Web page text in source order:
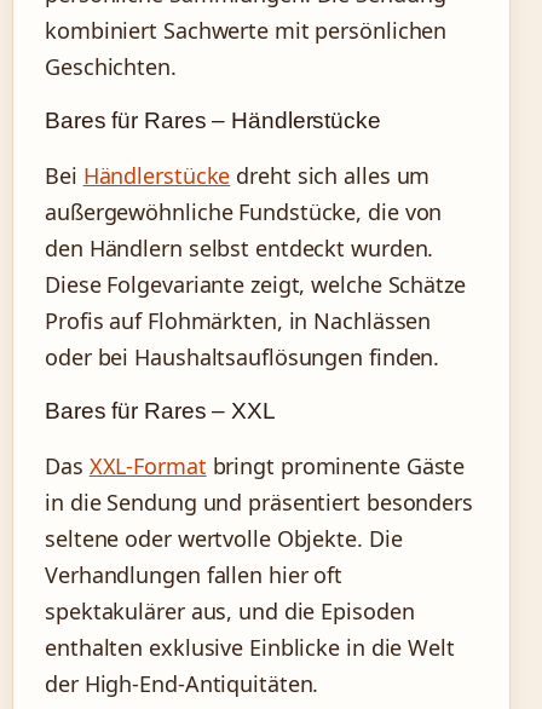
kombiniert Sachwerte mit persönlichen
Geschichten.
Bares für Rares – Händlerstücke
Bei Händlerstücke dreht sich alles um
außergewöhnliche Fundstücke, die von
den Händlern selbst entdeckt wurden.
Diese Folgevariante zeigt, welche Schätze
Profis auf Flohmärkten, in Nachlässen
oder bei Haushaltsauflösungen finden.
Bares für Rares – XXL
Das XXL-Format bringt prominente Gäste
in die Sendung und präsentiert besonders
seltene oder wertvolle Objekte. Die
Verhandlungen fallen hier oft
spektakulärer aus, und die Episoden
enthalten exklusive Einblicke in die Welt
der High-End-Antiquitäten.